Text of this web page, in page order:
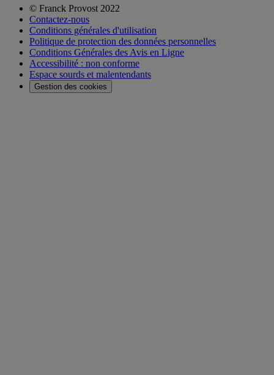
© Franck Provost 2022
Contactez-nous
Conditions générales d'utilisation
Politique de protection des données personnelles
Conditions Générales des Avis en Ligne
Accessibilité : non conforme
Espace sourds et malentendants
Gestion des cookies